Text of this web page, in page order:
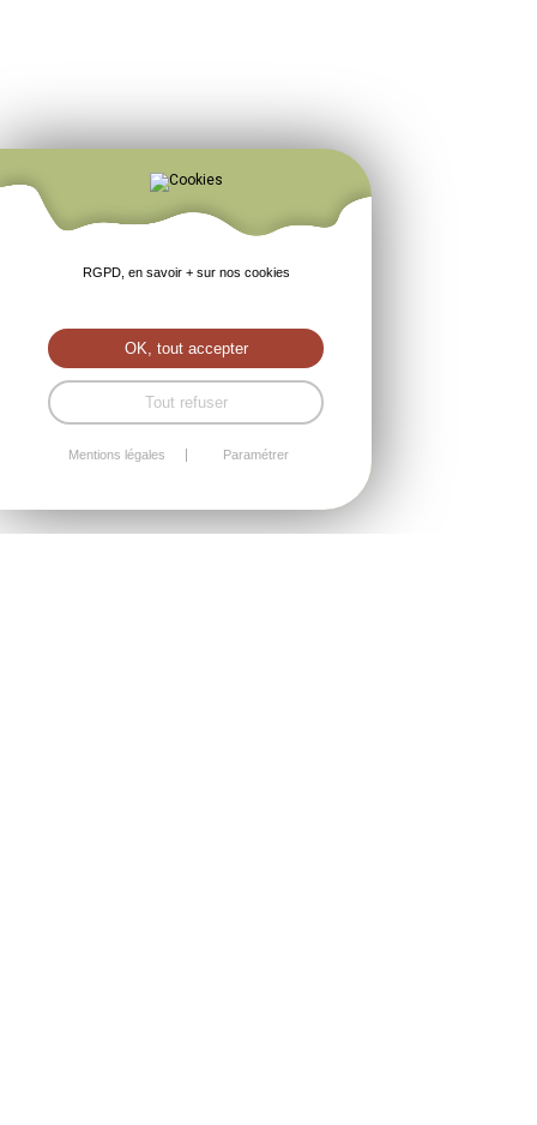
RGPD, en savoir + sur nos cookies
OK, tout accepter
Tout refuser
Mentions légales Paramétrer